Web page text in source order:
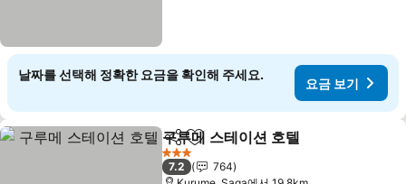
날짜를 선택해 정확한 요금을 확인해 주세요.
요금 보기
공유 즐겨찾기에 추가
구루메 스테이션 호텔
3 성급
7.2
764